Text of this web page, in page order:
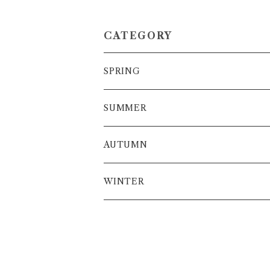
CATEGORY
SPRING
SUMMER
AUTUMN
WINTER